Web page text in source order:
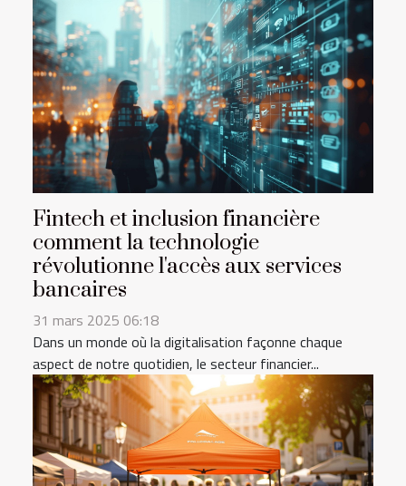
Fintech et inclusion financière
comment la technologie
révolutionne l'accès aux services
bancaires
31 mars 2025 06:18
Dans un monde où la digitalisation façonne chaque
aspect de notre quotidien, le secteur financier...